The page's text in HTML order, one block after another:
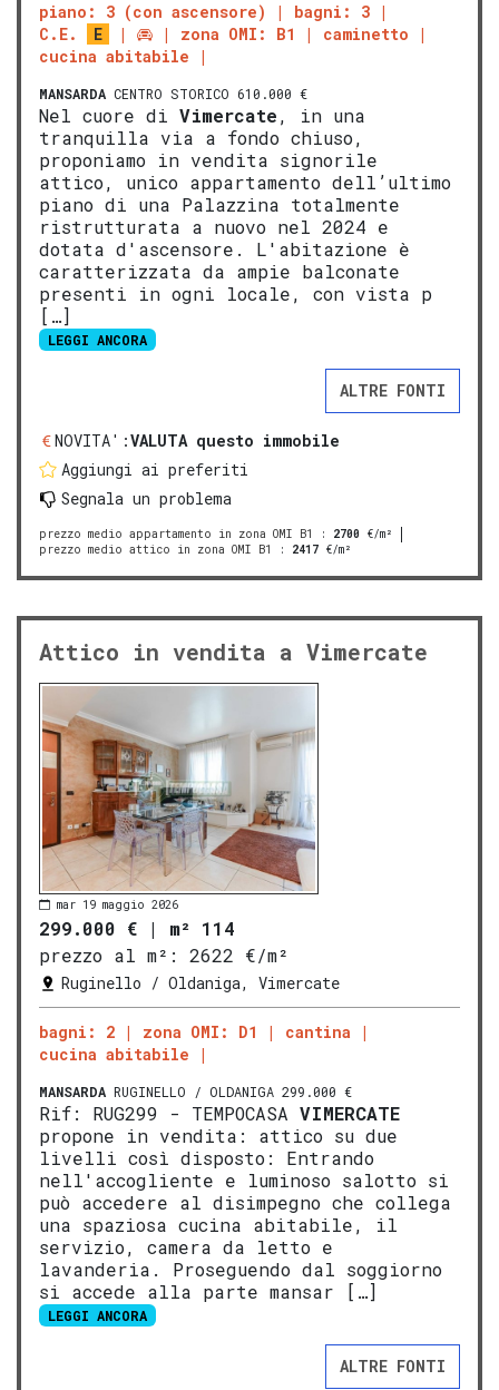
piano: 3 (con ascensore)
bagni: 3
C.E.
E zona OMI: B1
caminetto
cucina abitabile
MANSARDA CENTRO STORICO 610.000 €
Nel cuore di Vimercate, in una
tranquilla via a fondo chiuso,
proponiamo in vendita signorile
attico, unico appartamento dell’ultimo
piano di una Palazzina totalmente
ristrutturata a nuovo nel 2024 e
dotata d'ascensore. L'abitazione è
caratterizzata da ampie balconate
presenti in ogni locale, con vista p
[…]
LEGGI ANCORA
ALTRE FONTI
NOVITA':VALUTA questo immobile
Aggiungi ai preferiti
Segnala un problema
prezzo medio appartamento in zona OMI B1 : 2700 €/m²
prezzo medio attico in zona OMI B1
: 2417 €/m²
Attico in vendita a Vimercate
mar 19 maggio 2026
299.000 € | m² 114
prezzo al m²:
2622 €/m²
Ruginello / Oldaniga, Vimercate
bagni: 2 zona OMI: D1
cantina
cucina abitabile
MANSARDA RUGINELLO / OLDANIGA 299.000 €
Rif: RUG299 - TEMPOCASA VIMERCATE
propone in vendita: attico su due
livelli così disposto: Entrando
nell'accogliente e luminoso salotto si
può accedere al disimpegno che collega
una spaziosa cucina abitabile, il
servizio, camera da letto e
lavanderia. Proseguendo dal soggiorno
si accede alla parte mansar […]
LEGGI ANCORA
ALTRE FONTI